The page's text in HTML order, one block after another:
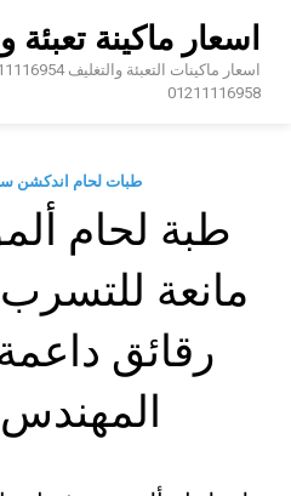
content
اسعار ماكينة تعبئة
01211116958
طبات لحام اندكشن
طبة لحام
مانعة
رقائق